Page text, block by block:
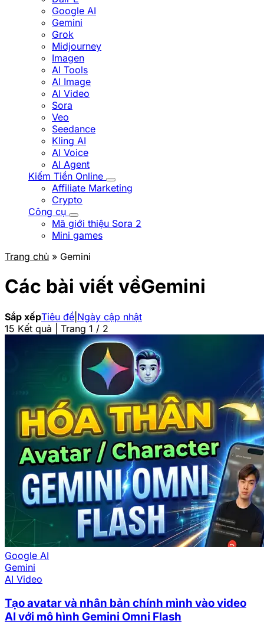
Google AI
Gemini
Grok
Midjourney
Imagen
AI Tools
AI Image
AI Video
Sora
Veo
Seedance
Kling AI
AI Voice
AI Agent
Kiếm Tiền Online
Affiliate Marketing
Crypto
Công cụ
Mã giới thiệu Sora 2
Mini games
Trang chủ » Gemini
Các bài viết vềGemini
Sắp xếpTiêu đề Ngày cập nhật
15 Kết quả | Trang 1 / 2
Google AI
Gemini
AI Video
Tạo avatar và nhân bản chính mình vào video
AI với mô hình Gemini Omni Flash